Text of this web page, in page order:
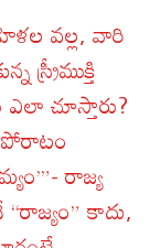
వల్ల, వారి
స్ర్రీముక్తి
చూస్తారు?
పోరాటం
రాజ్య
కాదు,